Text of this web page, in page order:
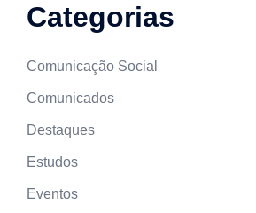
Categorias
Comunicação Social
Comunicados
Destaques
Estudos
Eventos